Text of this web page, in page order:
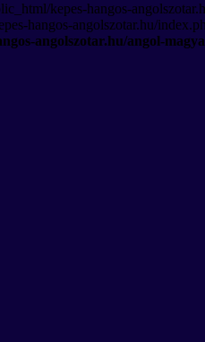
kepes-hangos-
hangos-angolszotar.hu/
angolszotar.hu/angol-